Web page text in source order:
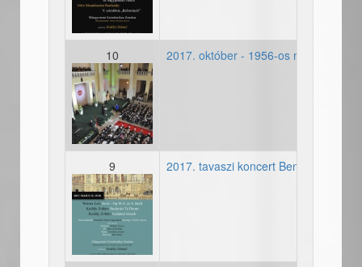
10
20171022_00682559.jpg
2017. október - 1956-os
9
20170512-plakat.jpg
2017. tavaszi koncert Benedek